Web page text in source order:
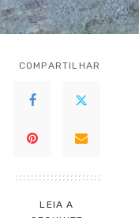
COMPARTILHAR
LEIA A